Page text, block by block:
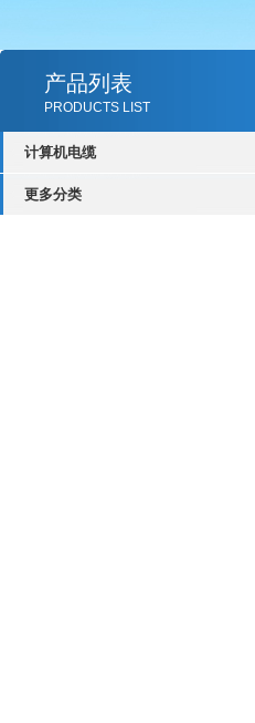
产品列表
PRODUCTS LIST
计算机电缆
更多分类